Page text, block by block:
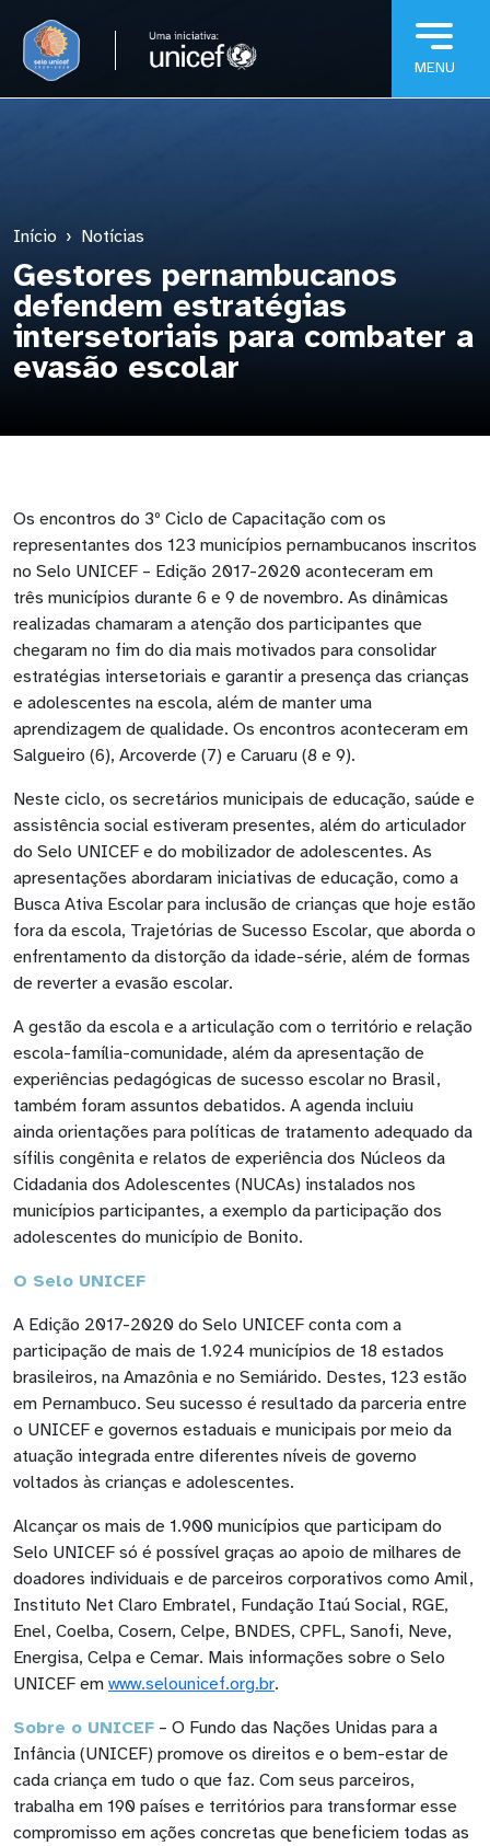
Início Notícias
Gestores pernambucanos
defendem estratégias
intersetoriais para combater a
evasão escolar
Os encontros do 3º Ciclo de Capacitação com os
representantes dos 123 municípios pernambucanos inscritos
no Selo UNICEF – Edição 2017-2020 aconteceram em
três municípios durante 6 e 9 de novembro. As dinâmicas
realizadas chamaram a atenção dos participantes que
chegaram no fim do dia mais motivados para consolidar
estratégias intersetoriais e garantir a presença das crianças
e adolescentes na escola, além de manter uma
aprendizagem de qualidade. Os encontros aconteceram em
Salgueiro (6), Arcoverde (7) e Caruaru (8 e 9).
Neste ciclo, os secretários municipais de educação, saúde e
assistência social estiveram presentes, além do articulador
do Selo UNICEF e do mobilizador de adolescentes. As
apresentações abordaram iniciativas de educação, como a
Busca Ativa Escolar para inclusão de crianças que hoje estão
fora da escola, Trajetórias de Sucesso Escolar, que aborda o
enfrentamento da distorção da idade-série, além de formas
de reverter a evasão escolar.
A gestão da escola e a articulação com o território e relação
escola-família-comunidade, além da apresentação de
experiências pedagógicas de sucesso escolar no Brasil,
também foram assuntos debatidos. A agenda incluiu
ainda orientações para políticas de tratamento adequado da
sífilis congênita e relatos de experiência dos Núcleos da
Cidadania dos Adolescentes (NUCAs) instalados nos
municípios participantes, a exemplo da participação dos
adolescentes do município de Bonito.
O Selo UNICEF
A Edição 2017-2020 do Selo UNICEF conta com a
participação de mais de 1.924 municípios de 18 estados
brasileiros, na Amazônia e no Semiárido. Destes, 123 estão
em Pernambuco. Seu sucesso é resultado da parceria entre
o UNICEF e governos estaduais e municipais por meio da
atuação integrada entre diferentes níveis de governo
voltados às crianças e adolescentes.
Alcançar os mais de 1.900 municípios que participam do
Selo UNICEF só é possível graças ao apoio de milhares de
doadores individuais e de parceiros corporativos como Amil,
Instituto Net Claro Embratel, Fundação Itaú Social, RGE,
Enel, Coelba, Cosern, Celpe, BNDES, CPFL, Sanofi, Neve,
Energisa, Celpa e Cemar. Mais informações sobre o Selo
UNICEF em www.selounicef.org.br.
Sobre o UNICEF – O Fundo das Nações Unidas para a
Infância (UNICEF) promove os direitos e o bem-estar de
cada criança em tudo o que faz. Com seus parceiros,
trabalha em 190 países e territórios para transformar esse
compromisso em ações concretas que beneficiem todas as